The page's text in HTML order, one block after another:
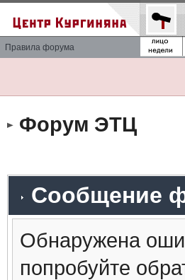
Правила форума
Форум ЭТЦ
Сообщение
Обнаружена
попробуйте